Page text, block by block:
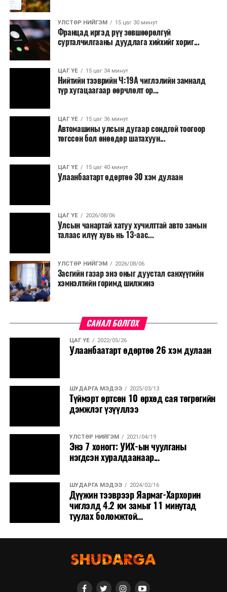
УЛСТӨР НИЙГЭМ 15 цаг 30 минут
Францад иргэд рүү зөвшөөрөлгүй
сурталчилгааны дуудлага хийхийг хориг...
ЦАГ ҮЕ 15 цаг 34 минут
Нийтийн тээврийн Ч:19А чиглэлийн замналд
түр хугацаагаар өөрчлөлт ор...
ЦАГ ҮЕ 15 цаг 36 минут
Автомашины улсын дугаар сондгой тоогоор
төгссөн бол өнөөдөр шатахуун...
ЦАГ ҮЕ 15 цаг 40 минут
Улаанбаатарт өдөртөө 30 хэм дулаан
ЦАГ ҮЕ 2026/08/06
Улсын чанартай хатуу хучилттай авто замын
талаас илүү хувь нь 13-аас...
УЛСТӨР НИЙГЭМ 2026/08/06
Засгийн газар энэ оныг дуустал санхүүгийн
хэмнэлтийн горимд шилжинэ
САНАЛ БОЛГОХ
ЦАГ ҮЕ 2022/05/26
Улаанбаатарт өдөртөө 26 хэм дулаан
ШУДАРГА МЭДЭЭ 2025/03/13
Түймэрт өртсөн 10 өрхөд сая төгрөгийн
дэмжлэг үзүүллээ
УЛСТӨР НИЙГЭМ 2021/04/19
Энэ 7 хоногт: УИХ-ын чуулганы
нэгдсэн хуралдаанаар...
ШУДАРГА МЭДЭЭ 2024/02/16
Дүүжин тээврээр Яармаг-Хархорин
чиглэлд 4.2 км замыг 11 минутад
туулах боломжтой...